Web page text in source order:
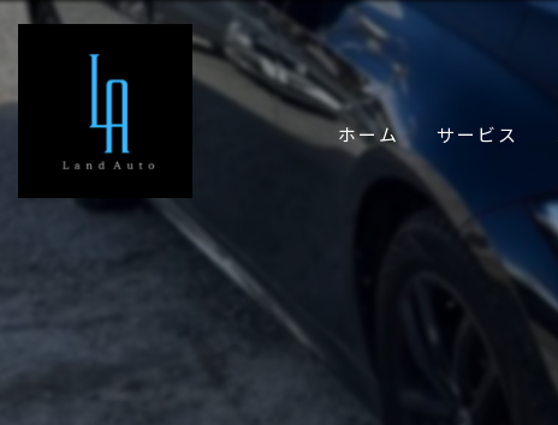
ホーム サービス